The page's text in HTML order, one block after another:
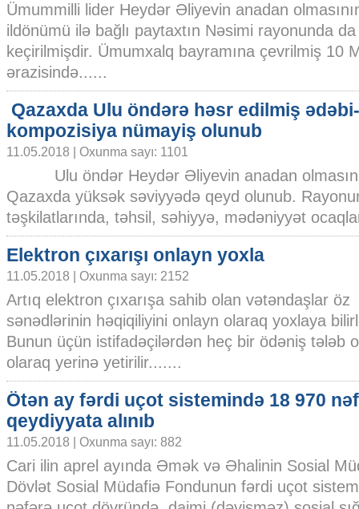
Ümummilli lider Heydər Əliyevin anadan
ildönümü ilə bağlı paytaxtın Nəsimi rayonunda
keçirilmişdir. Ümumxalq bayramına çevrilmiş 10
ərazisində......
Qazaxda Ulu öndərə həsr edilmiş
kompozisiya nümayiş olunub
11.05.2018 | Oxunma sayı: 1101
Ulu öndər Heydər Əliyevin anadan
Qazaxda yüksək səviyyədə qeyd olunub.
təşkilatlarında, təhsil, səhiyyə, mədəniyyət
Elektron çıxarışı onlayn yoxla
11.05.2018 | Oxunma sayı: 2152
Artıq elektron çıxarışa sahib olan vətəndaşlar öz
sənədlərinin həqiqiliyini onlayn olaraq yoxlaya
Bunun üçün istifadəçilərdən heç bir ödəniş tələb
olaraq yerinə yetirilir.......
Ötən ay fərdi uçot sistemində 18 970
qeydiyyata alınıb
11.05.2018 | Oxunma sayı: 882
Cari ilin aprel ayında Əmək və Əhalinin Sosial
Dövlət Sosial Müdafiə Fondunun fərdi uçot